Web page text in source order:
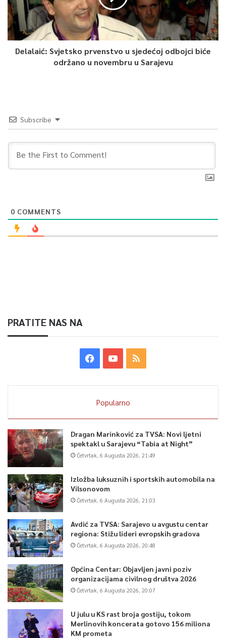
Delalaić: Svjetsko prvenstvo u sjedećoj odbojci biće
održano u novembru u Sarajevu
Subscribe
0 COMMENTS
PRATITE NAS NA
Popularno
Dragan Marinković za TVSA: Novi ljetni
spektakl u Sarajevu “Tabia at Night”
Četvrtak, 6 Augusta 2026, 21:49
Izložba luksuznih i sportskih automobila na
Vilsonovom
Četvrtak, 6 Augusta 2026, 21:03
Avdić za TVSA: Sarajevo u avgustu centar
regiona: Stižu lideri evropskih gradova
Četvrtak, 6 Augusta 2026, 20:48
Općina Centar: Objavljen javni poziv
organizacijama civilnog društva 2026
Četvrtak, 6 Augusta 2026, 20:07
U julu u KS rast broja gostiju, tokom
Merlinovih koncerata gotovo 156 miliona
KM prometa